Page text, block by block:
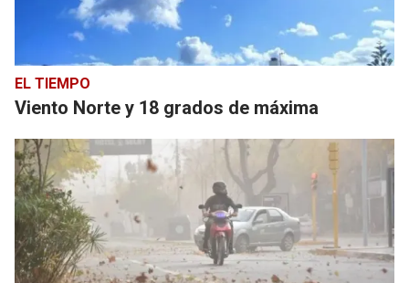
EL TIEMPO
Viento Norte y 18 grados de máxima